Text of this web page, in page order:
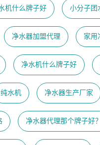
机什么牌子好 小分子团
净水器加盟代理 家用
净水机什么牌子好
纯水机 净水器生产厂家
净水器代理那个牌子好？